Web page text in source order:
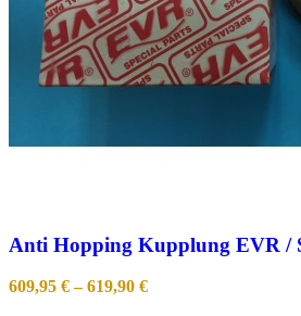
Anti Hopping Kupplung EVR /
609,95 €–619,90 €